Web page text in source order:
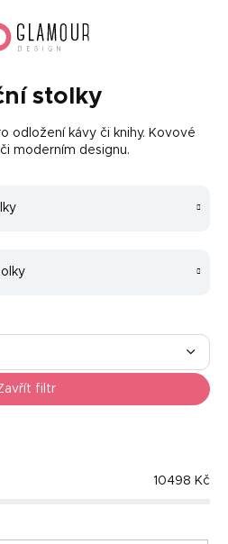
stolky
odložení kávy či knihy. Kovové
moderním designu.
filtr
10498 Kč